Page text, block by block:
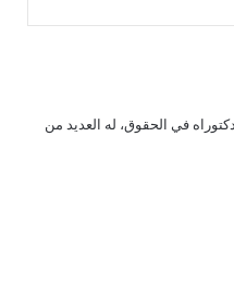
في الحقوق، له العديد من